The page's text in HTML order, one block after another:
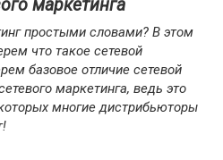
маркетинга
простыми словами? В этом
что такое сетевой
базовое отличие сетевой
маркетинга, ведь это
многие дистрибьюторы